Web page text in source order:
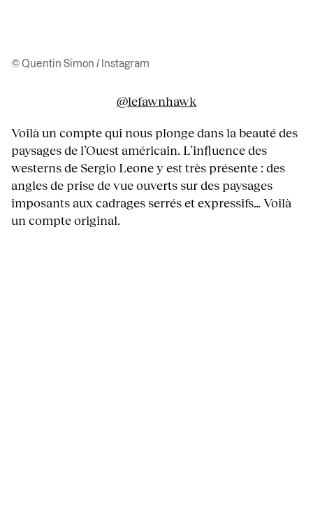
© Quentin Simon / Instagram
@lefawnhawk
Voilà un compte qui nous plonge dans la beauté des
paysages de l’Ouest américain. L’influence des
westerns de Sergio Leone y est très présente : des
angles de prise de vue ouverts sur des paysages
imposants aux cadrages serrés et expressifs… Voilà
un compte original.